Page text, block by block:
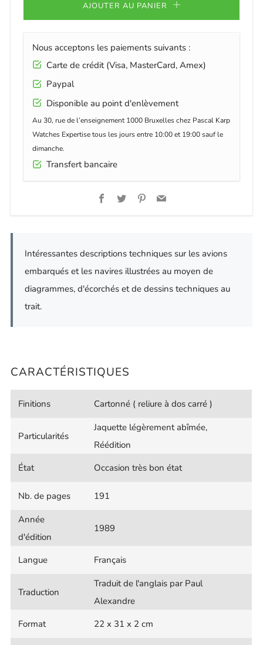
AJOUTER AU PANIER
Nous acceptons les paiements suivants :
Carte de crédit (Visa, MasterCard, Amex)
Paypal
Disponible au point d'enlèvement
Au 30, rue de l’enseignement 1000 Bruxelles chez Pascal Karp
Watches Expertise tous les jours entre 10:00 et 19:00 sauf le
dimanche.
Transfert bancaire
Facebook
TwitterPinterest
Email
Intéressantes descriptions techniques sur les avions
embarqués et les navires illustrées au moyen de
diagrammes, d'écorchés et de dessins techniques au
trait.
CARACTÉRISTIQUES
Finitions Cartonné ( reliure à dos carré )
Particularités
Jaquette légèrement abîmée,
Réédition
État
Occasion très bon état
Nb. de pages
191
Année
d'édition
1989
Langue Français
Traduction
Traduit de l'anglais par Paul
Alexandre
Format
22 x 31 x 2 cm